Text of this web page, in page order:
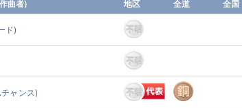
曲者) 地区 全道 全国
ド)
チャンス)